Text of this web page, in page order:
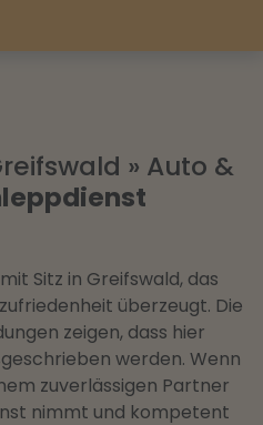
» Auto &
Sitz in Greifswald, das
überzeugt. Die
zeigen, dass hier
werden. Wenn
zuverlässigen Partner
nimmt und kompetent